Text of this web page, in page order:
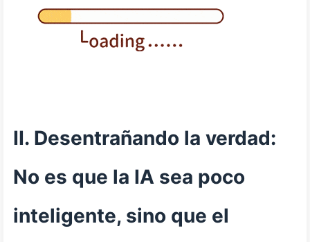
II. Desentrañando la verdad:
No es que la IA sea poco
inteligente, sino que el